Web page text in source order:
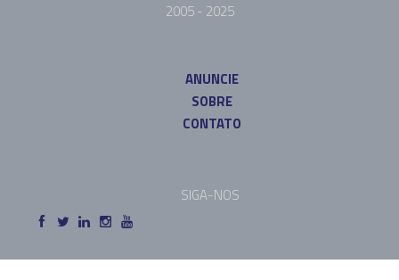
2005 - 2025
ANUNCIE
SOBRE
CONTATO
SIGA-NOS